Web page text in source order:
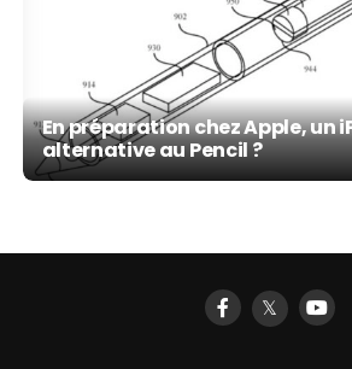
En préparation chez Apple, un
alternative au Pencil ?
𝕏